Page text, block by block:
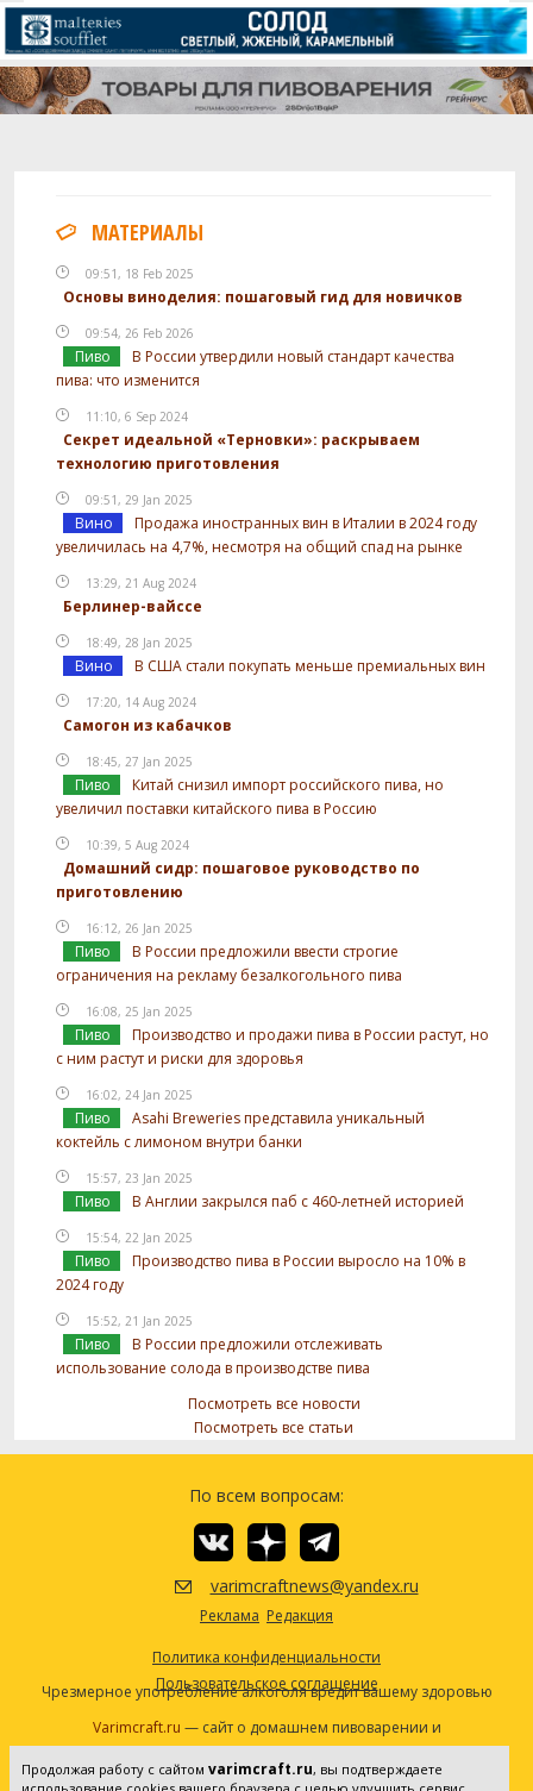
МАТЕРИАЛЫ
09:51, 18 Feb 2025
Основы виноделия: пошаговый гид для новичков
09:54, 26 Feb 2026
Пиво
В России утвердили новый стандарт качества
пива: что изменится
11:10, 6 Sep 2024
Секрет идеальной «Терновки»: раскрываем
технологию приготовления
09:51, 29 Jan 2025
Вино
Продажа иностранных вин в Италии в 2024 году
увеличилась на 4,7%, несмотря на общий спад на рынке
13:29, 21 Aug 2024
Берлинер-вайссе
18:49, 28 Jan 2025
Вино В США стали покупать меньше премиальных вин
17:20, 14 Aug 2024
Самогон из кабачков
18:45, 27 Jan 2025
Пиво
Китай снизил импорт российского пива, но
увеличил поставки китайского пива в Россию
10:39, 5 Aug 2024
Домашний сидр: пошаговое руководство по
приготовлению
16:12, 26 Jan 2025
Пиво
В России предложили ввести строгие
ограничения на рекламу безалкогольного пива
16:08, 25 Jan 2025
Пиво
Производство и продажи пива в России растут, но
с ним растут и риски для здоровья
16:02, 24 Jan 2025
Пиво
Asahi Breweries представила уникальный
коктейль с лимоном внутри банки
15:57, 23 Jan 2025
Пиво В Англии закрылся паб с 460-летней историей
15:54, 22 Jan 2025
Пиво
Производство пива в России выросло на 10% в
2024 году
15:52, 21 Jan 2025
Пиво
В России предложили отслеживать
использование солода в производстве пива
Посмотреть все новости
Посмотреть все статьи
По всем вопросам:
varimcraftnews@yandex.ru
Реклама Редакция
Политика конфиденциальности
Пользовательское соглашение
Чрезмерное употребление алкоголя вредит вашему здоровью
Varimcraft.ru — сайт о домашнем пивоварении и
самогоноварении.
Сетевое издание «Варимкрафт». Зарегистрировано в
Продолжая работу с сайтом varimcraft.ru, вы подтверждаете